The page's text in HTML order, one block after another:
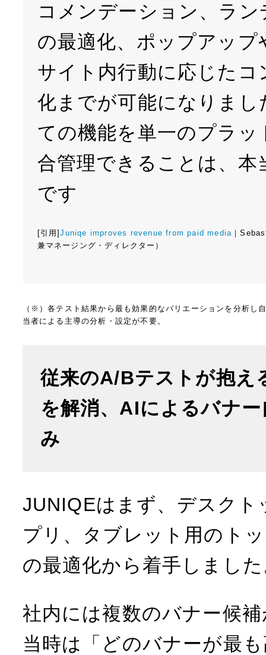
コメンデーション、ラ
の最適化、ポップアップ
サイト内行動に応じたコ
化までが可能になりま
ての機能を単一のプラッ
合管理できることは、本
です
[引用]Juniqe improves revenue from paid media ｜
兼マネージング・ディレクター）
（※）各テスト結果から最も効果的なバリエーションを分析し
当者による主導の分析・設定が不要。
従来のA/Bテストが抱え
を解消、AIによるバナ
み
JUNIQEはまず、デスクト
プリ、タブレット用のト
の最適化から着手しまし
社内には複数のバナー候
当時は「どのバナーが最